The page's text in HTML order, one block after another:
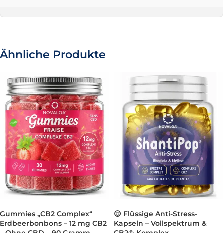
Ähnliche Produkte
Gummies „CB2 Complex“
Erdbeerbonbons – 12 mg CB2
😌 Flüssige Anti-Stress-
Kapseln – Vollspektrum &